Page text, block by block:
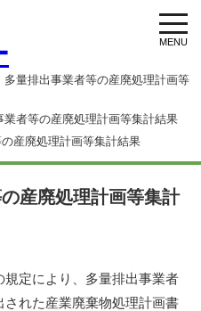
量排出事業者等の産廃処理計画等
業者等の産廃処理計画等集計結果
産廃処理計画等集計結果
産廃処理計画等集計
定により、多量排出事業者
れた産業廃棄物処理計画書